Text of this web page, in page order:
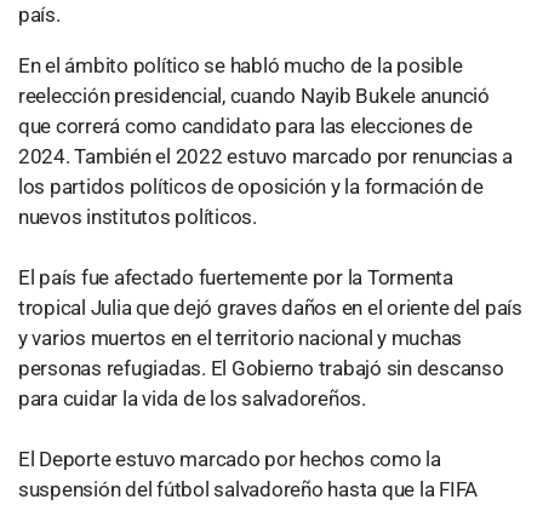
país.
En el ámbito político se habló mucho de la posible
reelección presidencial, cuando Nayib Bukele anunció
que correrá como candidato para las elecciones de
2024. También el 2022 estuvo marcado por renuncias a
los partidos políticos de oposición y la formación de
nuevos institutos políticos.
El país fue afectado fuertemente por la Tormenta
tropical Julia que dejó graves daños en el oriente del país
y varios muertos en el territorio nacional y muchas
personas refugiadas. El Gobierno trabajó sin descanso
para cuidar la vida de los salvadoreños.
El Deporte estuvo marcado por hechos como la
suspensión del fútbol salvadoreño hasta que la FIFA